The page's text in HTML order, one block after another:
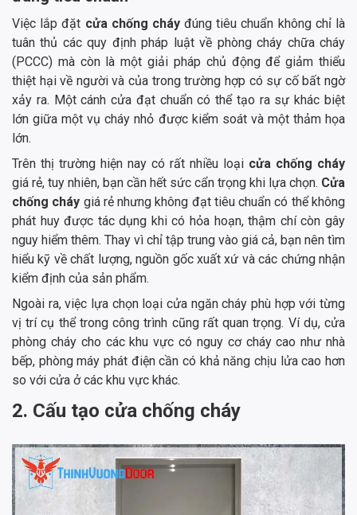
Việc lắp đặt cửa chống cháyđúng tiêu chuẩn không chỉ là
tuân thủ các quy định pháp luật về phòng cháy chữa cháy
(PCCC) mà còn là một giải pháp chủ động để giảm thiểu
thiệt hại về người và của trong trường hợp có sự cố bất ngờ
xảy ra. Một cánh cửa đạt chuẩn có thể tạo ra sự khác biệt
lớn giữa một vụ cháy nhỏ được kiểm soát và một thảm họa
lớn.
Trên thị trường hiện nay có rất nhiều loại cửa chống cháy
giá rẻ, tuy nhiên, bạn cần hết sức cẩn trọng khi lựa chọn. Cửa
chống cháy giá rẻ nhưng không đạt tiêu chuẩn có thể không
phát huy được tác dụng khi có hỏa hoạn, thậm chí còn gây
nguy hiểm thêm. Thay vì chỉ tập trung vào giá cả, bạn nên tìm
hiểu kỹ về chất lượng, nguồn gốc xuất xứ và các chứng nhận
kiểm định của sản phẩm.
Ngoài ra, việc lựa chọn loại cửa ngăn cháy phù hợp với từng
vị trí cụ thể trong công trình cũng rất quan trọng. Ví dụ, cửa
phòng cháy cho các khu vực có nguy cơ cháy cao như nhà
bếp, phòng máy phát điện cần có khả năng chịu lửa cao hơn
so với cửa ở các khu vực khác.
2. Cấu tạo cửa chống cháy